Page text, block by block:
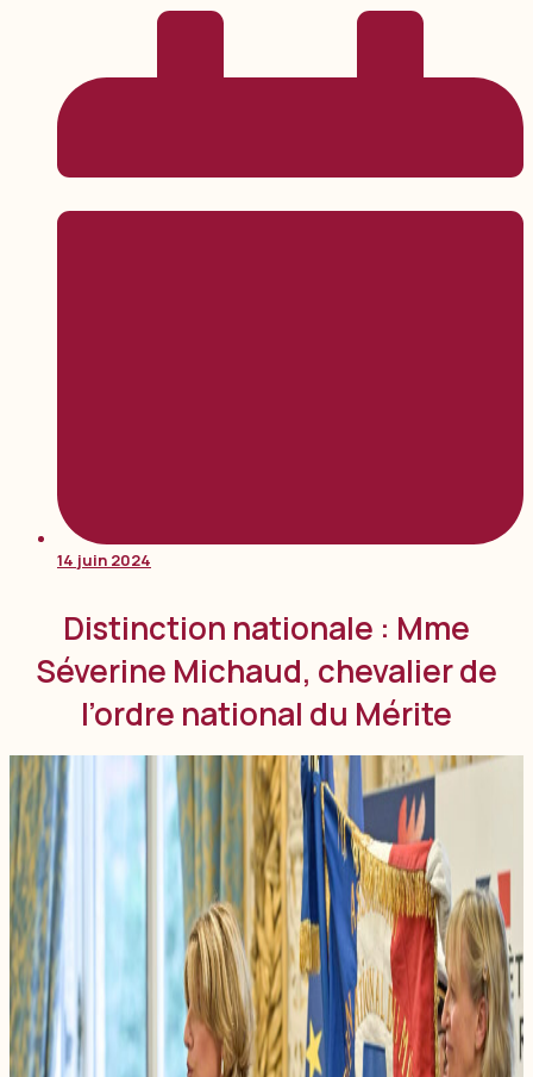
14 juin 2024
Distinction nationale : Mme
Séverine Michaud, chevalier de
l’ordre national du Mérite